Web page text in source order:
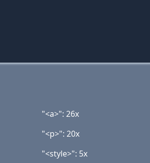
"<a>": 26x
"<p>": 20x
"<style>": 5x